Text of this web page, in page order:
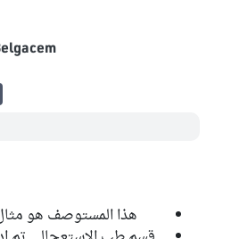
هذا المستوصف هو